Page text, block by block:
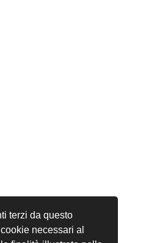
terzi da questo
necessari al